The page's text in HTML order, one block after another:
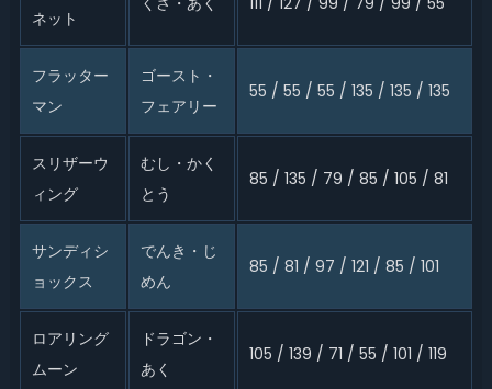
ネット
フラッター
マン
ゴースト・
フェアリー
55 / 55 / 55 / 135 / 135 / 135
スリザーウ
ィング
むし・かく
とう
85 / 135 / 79 / 85 / 105 / 81
サンディシ
ョックス
でんき・じ
めん
85 / 81 / 97 / 121 / 85 / 101
ロアリング
ムーン
ドラゴン・
あく
105 / 139 / 71 / 55 / 101 / 119